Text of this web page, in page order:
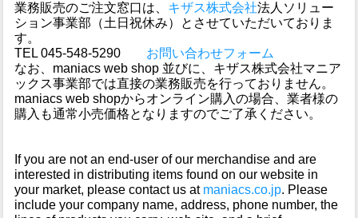
業務販売のご注文窓口は、 キザス株式会社法人ソリュー
ション事業部（土日祝休み）とさせていただいておりま
す。
TEL 045-548-5290 お問い合わせフォーム
なお、maniacs web shop 並びに、キザス株式会社マニア
ックス事業部では直接の業務販売を行っておりません。
maniacs web shopからオンライン購入の場合、業者様の
購入も通常小売価格となりますのでご了承ください。
If you are not an end-user of our merchandise and are
interested in distributing items found on our website in
your market, please contact us at maniacs.co.jp. Please
include your company name, address, phone number, the